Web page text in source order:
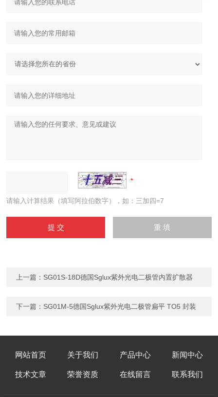
请输入计算结果（填写阿拉伯数字），如：三加四=7
上一篇： SG01S-18D德国Sglux紫外光电二极管内置扩散器
下一篇： SG01M-5德国Sglux紫外光电二极管扁平 TO5 封装
网站首页 关于我们 产品中心 新闻中心
技术文章 荣誉资质 在线留言 联系我们